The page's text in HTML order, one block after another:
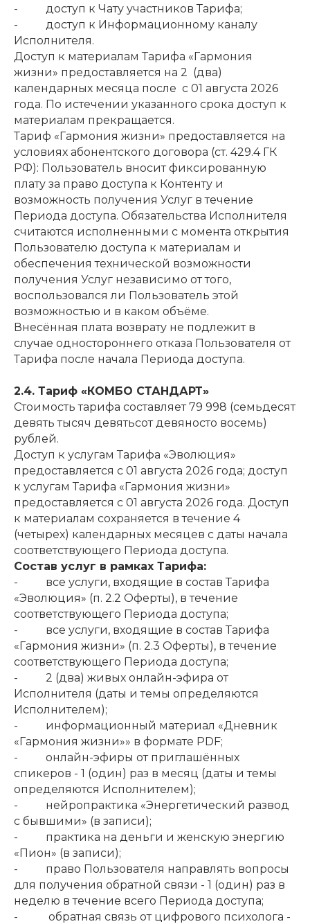
- доступ к Чату участников Тарифа;
- доступ к Информационному каналу
Исполнителя.
Доступ к материалам Тарифа «Гармония
жизни» предоставляется на 2 (два)
календарных месяца после с 01 августа 2026
года. По истечении указанного срока доступ к
материалам прекращается.
Тариф «Гармония жизни» предоставляется на
условиях абонентского договора (ст. 429.4 ГК
РФ): Пользователь вносит фиксированную
плату за право доступа к Контенту и
возможность получения Услуг в течение
Периода доступа. Обязательства Исполнителя
считаются исполненными с момента открытия
Пользователю доступа к материалам и
обеспечения технической возможности
получения Услуг независимо от того,
воспользовался ли Пользователь этой
возможностью и в каком объёме.
Внесённая плата возврату не подлежит в
случае одностороннего отказа Пользователя от
Тарифа после начала Периода доступа.
2.4. Тариф «КОМБО СТАНДАРТ»
Стоимость тарифа составляет 79 998 (семьдесят
девять тысяч девятьсот девяносто восемь)
рублей.
Доступ к услугам Тарифа «Эволюция»
предоставляется с 01 августа 2026 года; доступ
к услугам Тарифа «Гармония жизни»
предоставляется с 01 августа 2026 года. Доступ
к материалам сохраняется в течение 4
(четырех) календарных месяцев с даты начала
соответствующего Периода доступа.
Состав услуг в рамках Тарифа:
- все услуги, входящие в состав Тарифа
«Эволюция» (п. 2.2 Оферты), в течение
соответствующего Периода доступа;
- все услуги, входящие в состав Тарифа
«Гармония жизни» (п. 2.3 Оферты), в течение
соответствующего Периода доступа;
- 2 (два) живых онлайн-эфира от
Исполнителя (даты и темы определяются
Исполнителем);
- информационный материал «Дневник
«Гармония жизни»» в формате PDF;
- онлайн-эфиры от приглашённых
спикеров - 1 (один) раз в месяц (даты и темы
определяются Исполнителем);
- нейропрактика «Энергетический развод
с бывшими» (в записи);
- практика на деньги и женскую энергию
«Пион» (в записи);
- право Пользователя направлять вопросы
для получения обратной связи - 1 (один) раз в
неделю в течение всего Периода доступа;
- обратная связь от цифрового психолога -